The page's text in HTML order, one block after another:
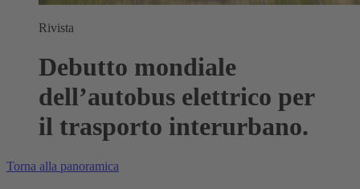
Rivista
Debutto mondiale
dell’autobus elettrico per
il trasporto interurbano.
Torna alla panoramica